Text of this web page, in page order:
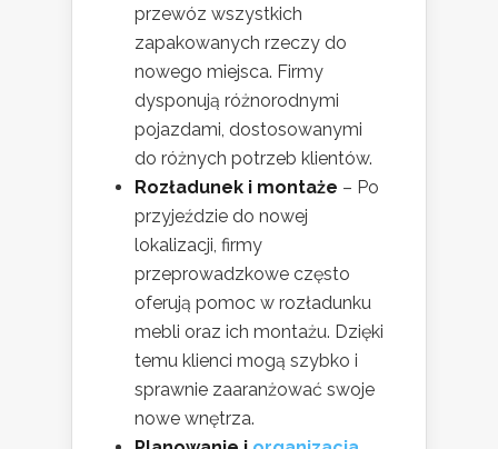
przewóz wszystkich
zapakowanych rzeczy do
nowego miejsca. Firmy
dysponują różnorodnymi
pojazdami, dostosowanymi
do różnych potrzeb klientów.
Rozładunek i montaże – Po
przyjeździe do nowej
lokalizacji, firmy
przeprowadzkowe często
oferują pomoc w rozładunku
mebli oraz ich montażu. Dzięki
temu klienci mogą szybko i
sprawnie zaaranżować swoje
nowe wnętrza.